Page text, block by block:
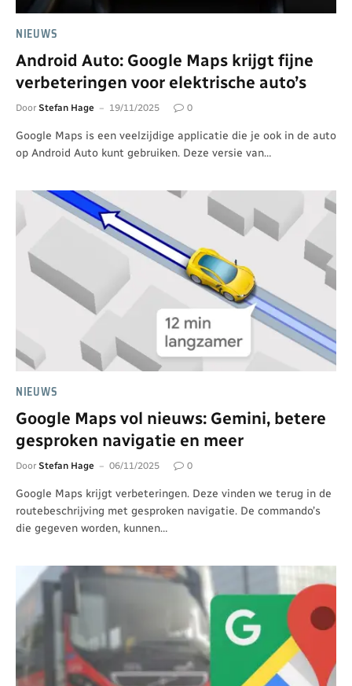
NIEUWS
Android Auto: Google Maps krijgt fijne
verbeteringen voor elektrische auto’s
Door Stefan Hage 19/11/2025 0
Google Maps is een veelzijdige applicatie die je ook in de auto
op Android Auto kunt gebruiken. Deze versie van…
NIEUWS
Google Maps vol nieuws: Gemini, betere
gesproken navigatie en meer
Door Stefan Hage 06/11/2025 0
Google Maps krijgt verbeteringen. Deze vinden we terug in de
routebeschrijving met gesproken navigatie. De commando’s
die gegeven worden, kunnen…